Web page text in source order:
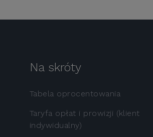
Na skróty
Tabela oprocentowania
Taryfa opłat i prowizji (klient
indywidualny)